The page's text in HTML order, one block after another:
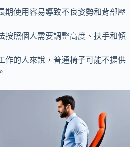
期使用容易導致不良姿勢和背部壓
按照個人需要調整高度、扶手和傾
作的人來說，普通椅子可能不提供